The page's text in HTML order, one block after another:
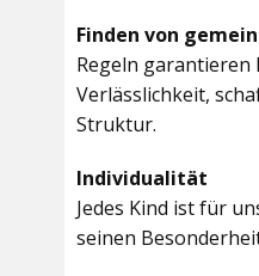
Finden von
Regeln garantieren
Verlässlichkeit,
Struktur.
Individualität
Jedes Kind ist für
seinen